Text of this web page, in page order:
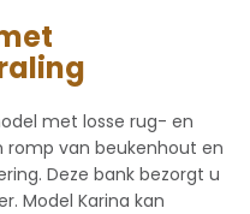
met losse rug- en
romp van beukenhout en
Deze bank bezorgt u
Model Karina kan